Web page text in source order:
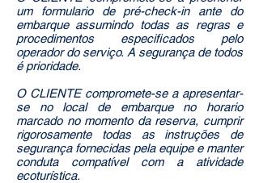
um formulario de pré-check-in ante do
embarque assumindo todas as regras e
procedimentos especificados pelo
operador do serviço. A segurança de todos
é prioridade.
O CLIENTE compromete-se a apresentar-
se no local de embarque no horario
marcado no momento da reserva, cumprir
rigorosamente todas as instruções de
segurança fornecidas pela equipe e manter
conduta compatível com a atividade
ecoturística.